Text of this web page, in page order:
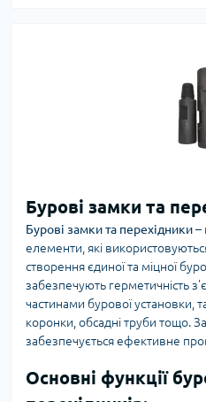
Бурові замки та
Бурові замки та перехідники–
елементи, які
створення єдиної та міцної
забезпечують герметичність
частинами бурової установки,
коронки, обсадні труби тощо.
забезпечується ефективне
Основні функції